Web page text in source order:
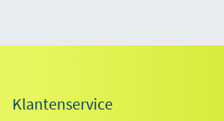
Klantenservice